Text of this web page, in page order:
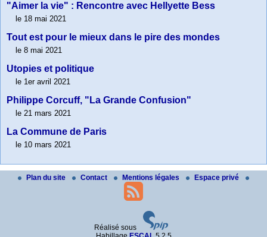
"Aimer la vie" : Rencontre avec Hellyette Bess
le 18 mai 2021
Tout est pour le mieux dans le pire des mondes
le 8 mai 2021
Utopies et politique
le 1er avril 2021
Philippe Corcuff, "La Grande Confusion"
le 21 mars 2021
La Commune de Paris
le 10 mars 2021
Plan du site Contact Mentions légales Espace privé
Réalisé sous